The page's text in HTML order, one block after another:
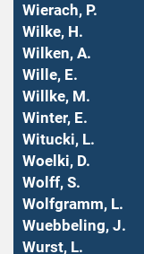
Wierach, P.
Wilke, H.
Wilken, A.
Wille, E.
Willke, M.
Winter, E.
Witucki, L.
Woelki, D.
Wolff, S.
Wolfgramm, L.
Wuebbeling, J.
Wurst, L.